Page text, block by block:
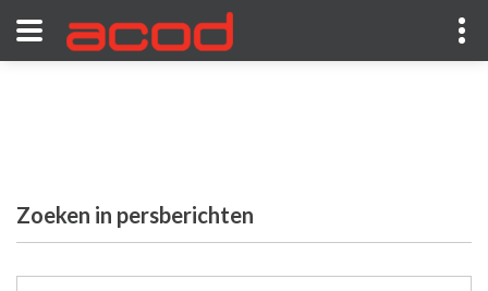
Zoeken in persberichten